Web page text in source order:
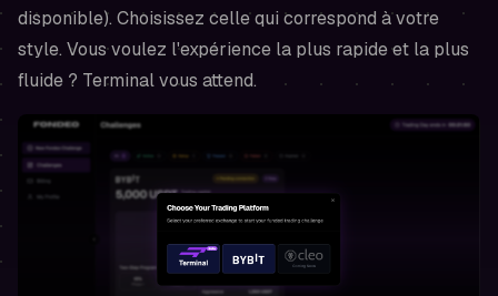
disponible). Choisissez celle qui correspond à votre
style. Vous voulez l'expérience la plus rapide et la plus
fluide ? Terminal vous attend.